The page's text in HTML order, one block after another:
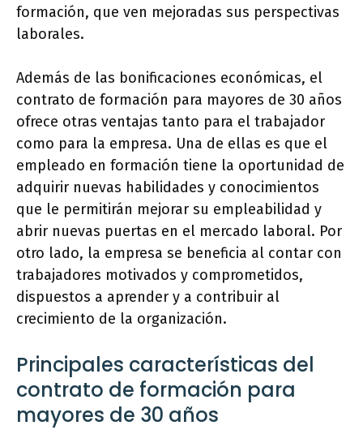
formación, que ven mejoradas sus perspectivas
laborales.
Además de las bonificaciones económicas, el
contrato de formación para mayores de 30 años
ofrece otras ventajas tanto para el trabajador
como para la empresa. Una de ellas es que el
empleado en formación tiene la oportunidad de
adquirir nuevas habilidades y conocimientos
que le permitirán mejorar su empleabilidad y
abrir nuevas puertas en el mercado laboral. Por
otro lado, la empresa se beneficia al contar con
trabajadores motivados y comprometidos,
dispuestos a aprender y a contribuir al
crecimiento de la organización.
Principales características del
contrato de formación para
mayores de 30 años